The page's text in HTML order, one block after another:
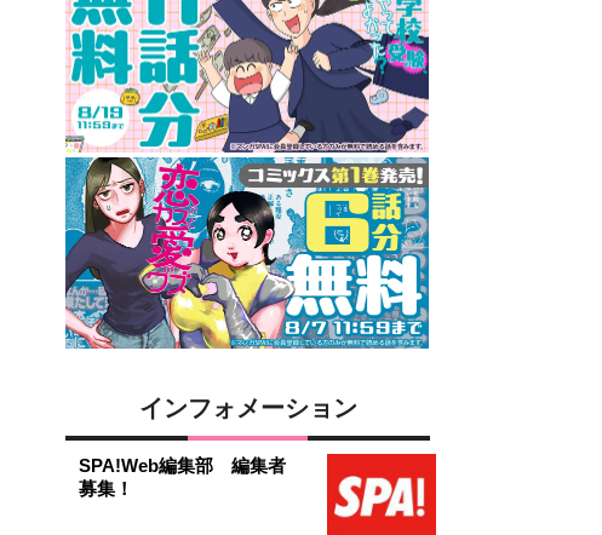
インフォメーション
SPA!Web編集部 編集者
募集！